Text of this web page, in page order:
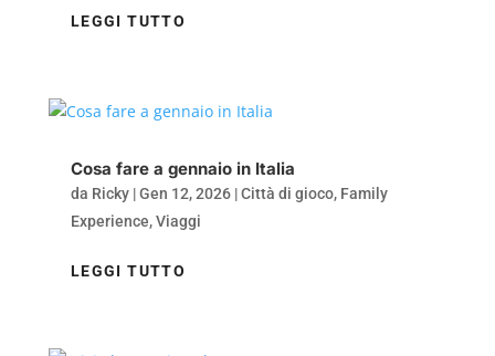
LEGGI TUTTO
Cosa fare a gennaio in Italia
da Ricky|Gen 12, 2026|Città di gioco, Family
Experience,Viaggi
LEGGI TUTTO